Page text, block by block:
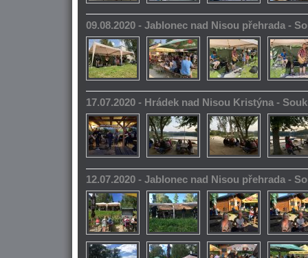
09.08.2020 - Jablonec nad Nisou přehrada -
17.07.2020 - Hrádek nad Nisou Kristýna -
12.07.2020 - Jablonec nad Nisou přehrada -